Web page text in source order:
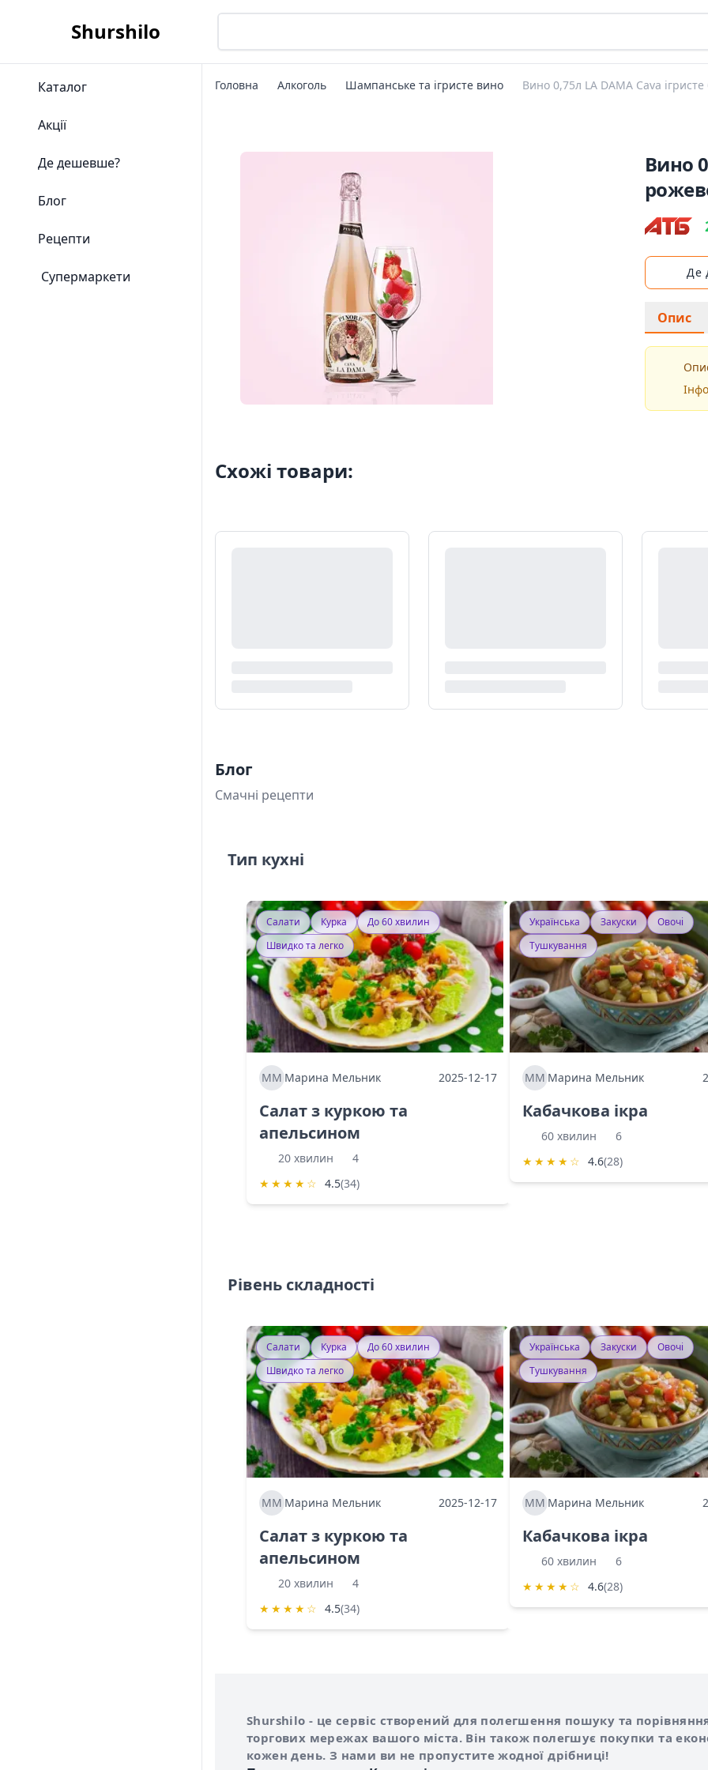
Shurshilo
Каталог
Акції
Де дешевше?
Блог
Рецепти
Супермаркети
Головна Алкоголь Шампанське та ігристе вино Вино 0,75л LA DAMA Cava
Вино
Де
Опис
Схожі товари:
Блог
Смачні рецепти
Тип кухні
Салати Курка
До 60 хвилин
Швидко та легко
ММ Марина Мельник 2025-12-17
Салат з куркою та
апельсином
20 хвилин
4
★ ★ ★ ★ ☆ 4.5(34)
Українська Закуски
Овочі
Тушкування
ММ Марина Мельник
Кабачкова ікра
60 хвилин
6
★ ★ ★ ★ ☆ 4.6(28)
Рівень складності
Салати Курка
До 60 хвилин
Швидко та легко
ММ Марина Мельник 2025-12-17
Салат з куркою та
апельсином
20 хвилин
4
★ ★ ★ ★ ☆ 4.5(34)
Українська Закуски
Овочі
Тушкування
ММ Марина Мельник
Кабачкова ікра
60 хвилин
6
★ ★ ★ ★ ☆ 4.6(28)
Про сервіс Shurshilo
Shurshilo - це сервіс створений для полегшення пошуку та
торгових мережах вашого міста. Він також полегшує покупки та
кожен день. З нами ви не пропустите жодної дрібниці!